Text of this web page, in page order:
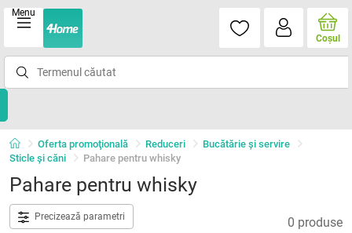
Menu
Coşul
Oferta promoţională Reduceri
Bucătărie și servire
Sticle şi căni
Pahare pentru whisky
Pahare pentru whisky
Precizează parametri 0 produse